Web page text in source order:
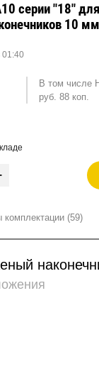
серии "18" для
10
01:40
В том числе
руб. 88 коп.
комплектации (59)